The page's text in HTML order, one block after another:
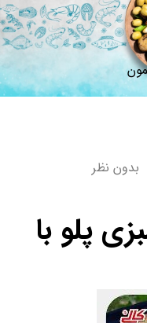
بدون نظر
پلو با